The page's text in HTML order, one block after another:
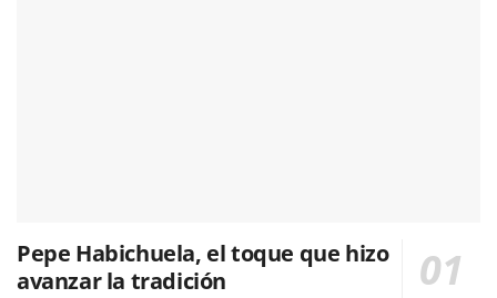
Pepe Habichuela, el toque que hizo
avanzar la tradición